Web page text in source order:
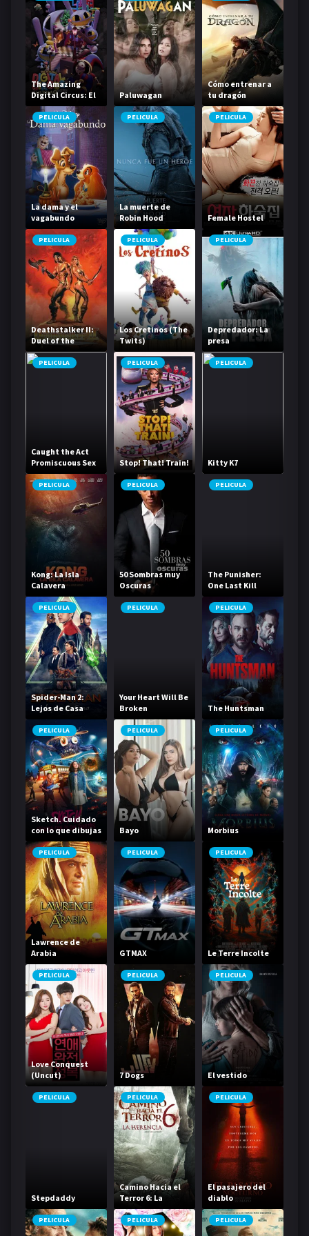
The Amazing
Digital Circus: El
Último Acto
Paluwagan
Cómo entrenar a
tu dragón
PELICULA
La dama y el
vagabundo
PELICULA
La muerte de
Robin Hood
PELICULA
Female Hostel
PELICULA
Deathstalker II:
Duel of the
Titans
PELICULA
Los Cretinos (The
Twits)
PELICULA
Depredador: La
presa
PELICULA
Caught the Act
Promiscuous Sex
Life
PELICULA
Stop! That! Train!
PELICULA
Kitty K7
PELICULA
Kong: La Isla
Calavera
PELICULA
50 Sombras muy
Oscuras
PELICULA
The Punisher:
One Last Kill
PELICULA
Spider-Man 2:
Lejos de Casa
PELICULA
Your Heart Will Be
Broken
PELICULA
The Huntsman
PELICULA
Sketch. Cuidado
con lo que dibujas
PELICULA
Bayo
PELICULA
Morbius
PELICULA
Lawrence de
Arabia
PELICULA
GTMAX
PELICULA
Le Terre Incolte
PELICULA
Love Conquest
(Uncut)
PELICULA
7 Dogs
PELICULA
El vestido
PELICULA
Stepdaddy
PELICULA
Camino Hacia el
Terror 6: La
Herencia
PELICULA
El pasajero del
diablo
PELICULA PELICULA PELICULA